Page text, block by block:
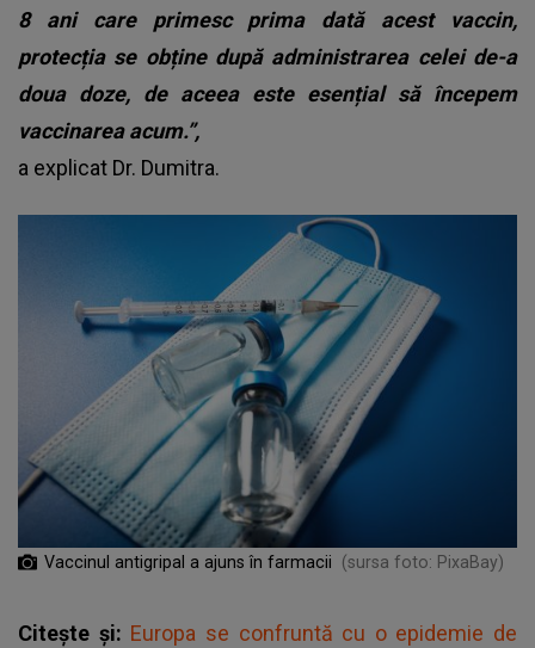
8 ani care primesc prima dată acest vaccin,
protecția se obține după administrarea celei de-a
doua doze, de aceea este esențial să începem
vaccinarea acum.”,
a explicat Dr. Dumitra.
Vaccinul antigripal a ajuns în farmacii (sursa foto: PixaBay)
Citește și: Europa se confruntă cu o epidemie de